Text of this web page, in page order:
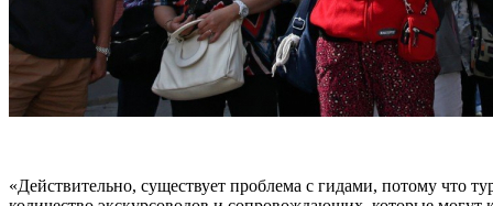
«Действительно, существует проблема с гидами, потому что